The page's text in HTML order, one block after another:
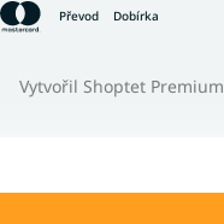
Převod Dobírka
Vytvořil Shoptet Premium